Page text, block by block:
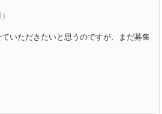
)
いただきたいと思うのですが、まだ募集